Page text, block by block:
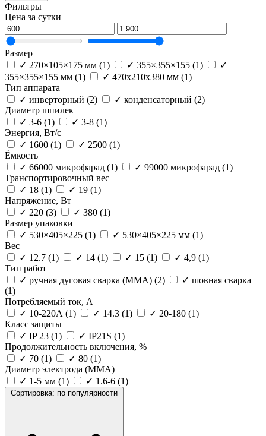
Фильтры
Цена за сутки
Размер
✓ 270×105×175 мм (1) ✓ 355×355×155 (1)
✓
355×355×155 мм (1) ✓ 470х210х380 мм (1)
Тип аппарата
✓ инверторный (2) ✓ конденсаторный (2)
Диаметр шпилек
✓ 3-6 (1) ✓ 3-8 (1)
Энергия, Вт/с
✓ 1600 (1) ✓ 2500 (1)
Ёмкость
✓ 66000 микрофарад (1) ✓ 99000 микрофарад (1)
Транспортировочный вес
✓ 18 (1) ✓ 19 (1)
Напряжение, Вт
✓ 220 (3) ✓ 380 (1)
Размер упаковки
✓ 530×405×225 (1) ✓ 530×405×225 мм (1)
Вес
✓ 12.7 (1) ✓ 14 (1) ✓ 15 (1) ✓ 4,9 (1)
Тип работ
✓ ручная дуговая сварка (ММА) (2) ✓ шовная сварка
(1)
Потребляемый ток, А
✓ 10-220А (1) ✓ 14.3 (1) ✓ 20-180 (1)
Класс защиты
✓ IP 23 (1) ✓ IP21S (1)
Продолжительность включения, %
✓ 70 (1) ✓ 80 (1)
Диаметр электрода (MMA)
✓ 1-5 мм (1) ✓ 1.6-6 (1)
Сортировка: по популярности